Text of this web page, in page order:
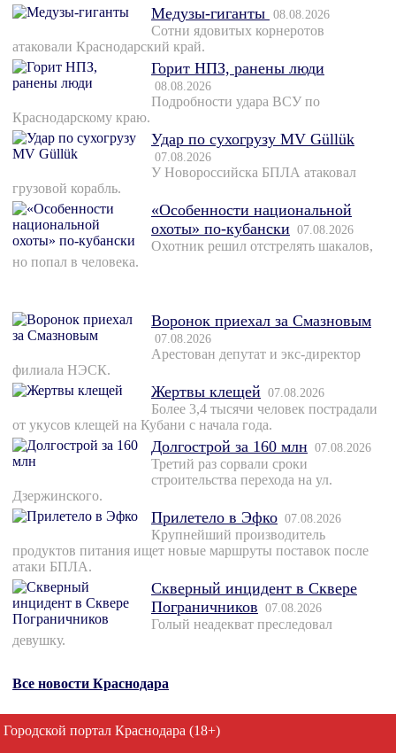
Медузы-гиганты 08.08.2026
Сотни ядовитых корнеротов
атаковали Краснодарский край.
Горит НПЗ, ранены люди
08.08.2026
Подробности удара ВСУ по
Краснодарскому краю.
Удар по сухогрузу MV Güllük
07.08.2026
У Новороссийска БПЛА атаковал
грузовой корабль.
«Особенности национальной
охоты» по-кубански 07.08.2026
Охотник решил отстрелять шакалов,
но попал в человека.
Воронок приехал за Смазновым
07.08.2026
Арестован депутат и экс-директор
филиала НЭСК.
Жертвы клещей 07.08.2026
Более 3,4 тысячи человек пострадали
от укусов клещей на Кубани с начала года.
Долгострой за 160 млн 07.08.2026
Третий раз сорвали сроки
строительства перехода на ул.
Дзержинского.
Прилетело в Эфко 07.08.2026
Крупнейший производитель
продуктов питания ищет новые маршруты поставок после
атаки БПЛА.
Скверный инцидент в Сквере
Пограничников 07.08.2026
Голый неадекват преследовал
девушку.
Все новости Краснодара
Городской портал Краснодара (18+)